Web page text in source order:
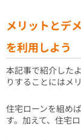
メリットとデ
を利用しよう
本記事で紹介した
りすることにはメ
住宅ローンを組め
す。加えて、住宅